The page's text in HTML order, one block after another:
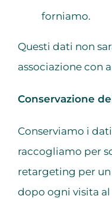
forniamo.
Questi dati non
associazione con
Conservazione
Conserviamo i
raccogliamo per
retargeting per
dopo ogni visita